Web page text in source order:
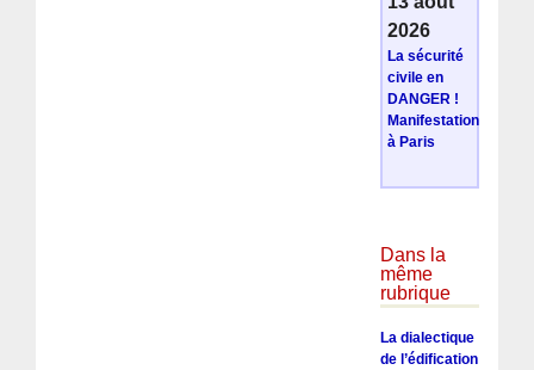
2026
La sécurité
civile en
DANGER !
Manifestation
à Paris
Dans la
même
rubrique
La dialectique
de l’édification